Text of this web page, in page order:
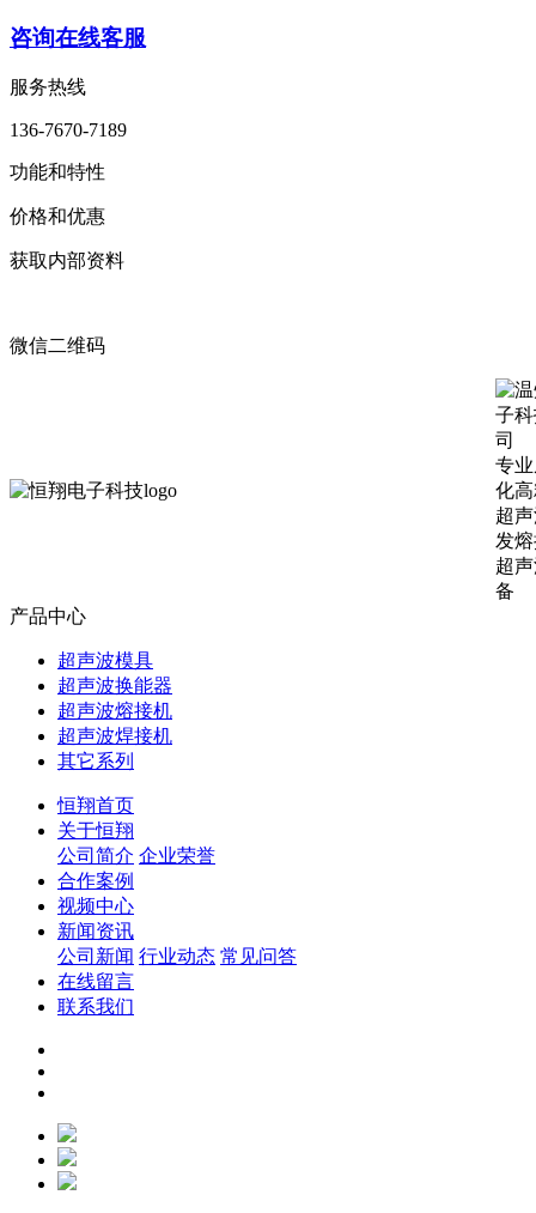
咨询在线客服
服务热线
136-7670-7189
功能和特性
价格和优惠
获取内部资料
微信二维码
专
化
超
发
超
备
产品中心
超声波模具
超声波换能器
超声波熔接机
超声波焊接机
其它系列
恒翔首页
关于恒翔
公司简介 企业荣誉
合作案例
视频中心
新闻资讯
公司新闻 行业动态 常见问答
在线留言
联系我们